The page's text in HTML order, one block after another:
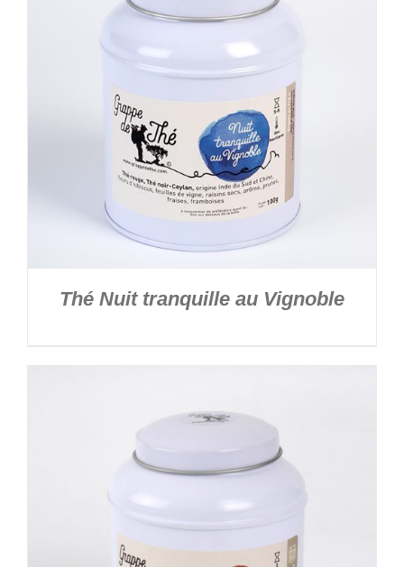
Thé Nuit tranquille au Vignoble